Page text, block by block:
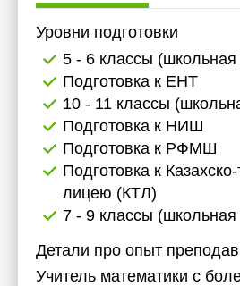
Уровни подготовки
5 - 6 классы
Подготовка к ЕНТ
10 - 11 классы
Подготовка к НИШ
Подготовка к РФМШ
Подготовка к
лицею (КТЛ)
7 - 9 классы
Детали про опыт
Учитель математики с
20:30
21:00
20:30
21:00